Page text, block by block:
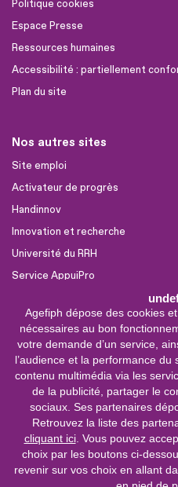
Agefiph dépose des cookies
nécessaires au bon
votre demande d’un service,
l’audience et la performance
contenu multimédia via les
de la publicité, partager le
sociaux. Ses partenaires
Retrouvez la liste des
cliquant ici. Vous pouvez
choix par les boutons ci-
revenir sur vos choix en allant
Politique cookies
Espace Presse
Ressources humaines
Accessibilité : partiellement
Plan du site
Nos autres sites
Site emploi
Activateur de progrès
Handinnov
Innovation et recherche
Université du RRH
Service AppuiPro
Nous suivre
Youtube
Linkedin
Facebook
0 800 11 10 09
appel